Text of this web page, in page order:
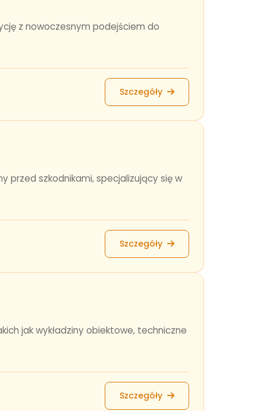
z nowoczesnym podejściem do
Szczegóły
przed szkodnikami, specjalizujący się w
Szczegóły
jak wykładziny obiektowe, techniczne
Szczegóły